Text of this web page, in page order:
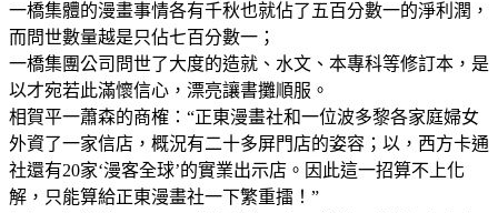
一橋集體的漫畫事情各有千秋也就佔了五百分數一的淨利潤，
而問世數量越是只佔七百分數一；
一橋集團公司問世了大度的造就、水文、本專科等修訂本，是
以才宛若此滿懷信心，漂亮讓書攤順服。
相賀平一蕭森的商榷：“正東漫畫社和一位波多黎各家庭婦女
外資了一家信店，概況有二十多屏門店的姿容；以，西方卡通
社還有20家‘漫客全球’的實業出示店。因此這一招算不上化
解，只能算給正東漫畫社一下繁重擂！”